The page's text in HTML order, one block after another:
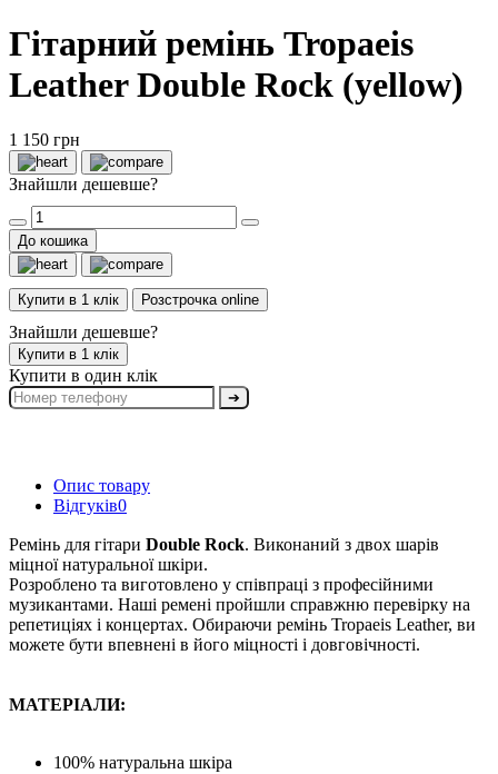
Гітарний ремінь Tropaeis
Leather Double Rock (yellow)
1 150 грн
Знайшли дешевше?
До кошика
Купити в 1 клік Розстрочка online
Знайшли дешевше?
Купити в 1 клік
Купити в один клік
➔
Опис товару
Відгуків0
Ремінь для гітари Double Rock. Виконаний з двох шарів
міцної натуральної шкіри.
Розроблено та виготовлено у співпраці з професійними
музикантами. Наші ремені пройшли справжню перевірку на
репетиціях і концертах. Обираючи ремінь Tropaeis Leather, ви
можете бути впевнені в його міцності і довговічності.
МАТЕРІАЛИ:
100% натуральна шкіра